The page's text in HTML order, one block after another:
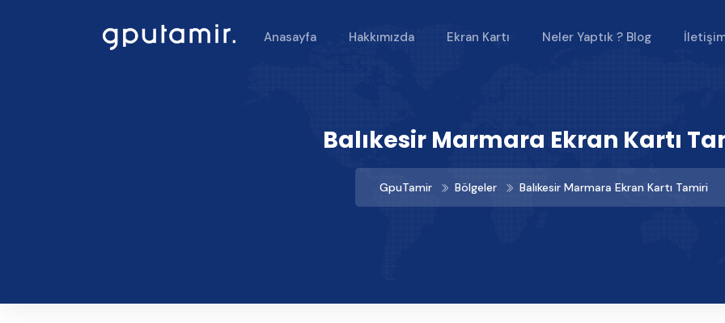
Anasayfa Hakkımızda Ekran Kartı Neler Yaptık ? Blog
Balıkesir Marmara Ekran Kartı
GpuTamir Bölgeler Balıkesir Marmara Ekran Kartı Tamiri